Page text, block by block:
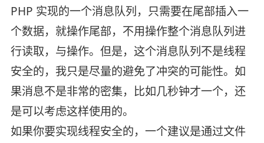
PHP 实现的一个消息队列，只需要在尾部插入一
个数据，就操作尾部，不用操作整个消息队列进
行读取，与操作。但是，这个消息队列不是线程
安全的，我只是尽量的避免了冲突的可能性。如
果消息不是非常的密集，比如几秒钟才一个，还
是可以考虑这样使用的。
如果你要实现线程安全的，一个建议是通过文件